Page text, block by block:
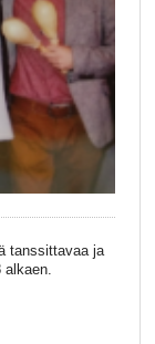
tanssittavaa ja
alkaen.